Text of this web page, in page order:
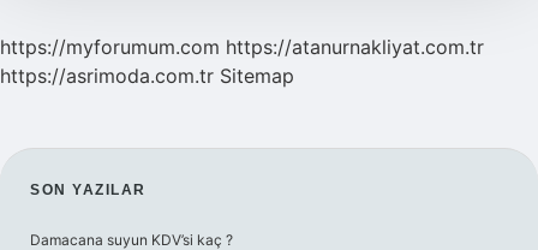
https://myforumum.com https://atanurnakliyat.com.tr
https://asrimoda.com.tr Sitemap
SIDEBAR
SON YAZILAR
Damacana suyun KDV’si kaç ?